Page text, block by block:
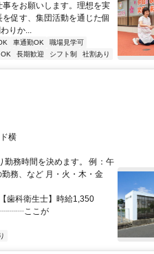
をお願いします。理想を実
促す、集団活動を通じた個
りか...
車通勤OK
職場見学可
長期歓迎 シフト制 社割あり
ウンド横
勤務時間を決めます。 例：午
務、など 月・火・木・金
歯科衛生士】時給1,350
ここが